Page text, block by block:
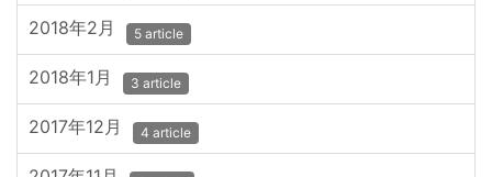
2018年2月 5 article
2018年1月 3 article
2017年12月 4 article